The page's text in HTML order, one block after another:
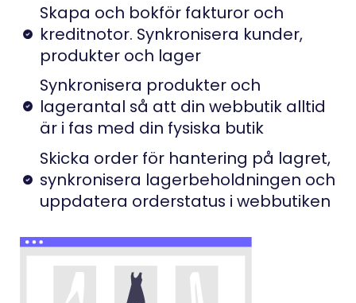
Skapa och bokför fakturor och
kreditnotor. Synkronisera kunder,
produkter och lager
Synkronisera produkter och
lagerantal så att din webbutik alltid
är i fas med din fysiska butik
Skicka order för hantering på lagret,
synkronisera lagerbeholdningen och
uppdatera orderstatus i webbutiken